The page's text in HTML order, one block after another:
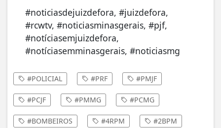
#noticiasdejuizdefora, #juizdefora,
#rcwtv, #noticiasminasgerais, #pjf,
#notíciasemjuizdefora,
#notíciasemminasgerais, #noticiasmg
#POLICIAL #PRF #PMJF
#PCJF #PMMG #PCMG
#BOMBEIROS #4RPM #2BPM